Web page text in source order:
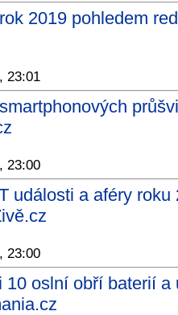
2019 pohledem
23:01
23:00
události a aféry
23:00
10 oslní obří baterií